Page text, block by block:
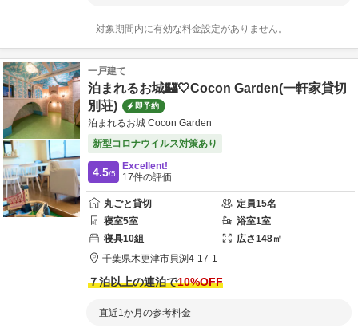
対象期間内に有効な料金設定がありません。
一戸建て
泊まれるお城🏰🤍Cocon Garden(一軒家貸切
別荘)
即予約
泊まれるお城 Cocon Garden
新型コロナウイルス対策あり
4.5/5
Excellent!
17件の評価
丸ごと貸切 定員15名
寝室5室 浴室1室
寝具10組 広さ148㎡
千葉県木更津市貝渕4-17-1
７泊以上の連泊で10%OFF
直近1か月の参考料金